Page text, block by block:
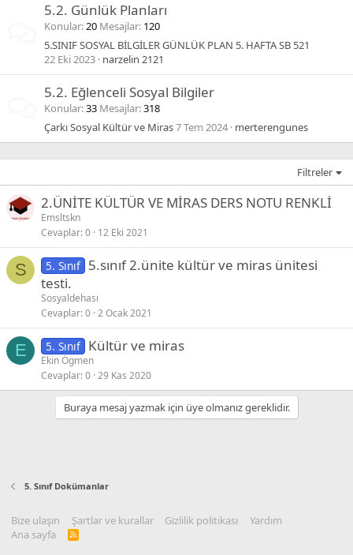
5.2. Günlük Planları
Konular 20 Mesajlar 120
5.SINIF SOSYAL BİLGİLER GÜNLÜK PLAN 5. HAFTA SB 521
22 Eki 2023 narzelin 2121
5.2. Eğlenceli Sosyal Bilgiler
Konular 33 Mesajlar 318
Çarkı Sosyal Kültür ve Miras7 Tem 2024 merterengunes
Filtreler
2.ÜNİTE KÜLTÜR VE MİRAS DERS NOTU RENKLİ
Emsltskn
Cevaplar 0 12 Eki 2021
S 5. Sınıf 5.sınıf 2.ünite kültür ve miras ünitesi
testi.
Sosyaldehası
Cevaplar 0 2 Ocak 2021
E 5. Sınıf Kültür ve miras
Ekin Ögmen
Cevaplar 0 29 Kas 2020
Buraya mesaj yazmak için üye olmanız gereklidir.
5. Sınıf Dokümanlar
Bize ulaşın Şartlar ve kurallar Gizlilik politikası
Yardım
Ana sayfa
R